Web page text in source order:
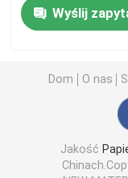
Pakowanie
Kolorowe rolki
Papier z
Wyślij
Dom O nas
Jakość